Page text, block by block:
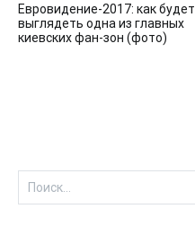
по
Евровидение-2017: как будет
выглядеть одна из главных
киевских фан-зон (фото)
Найти: